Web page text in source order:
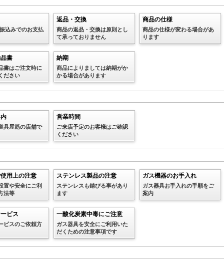
込みでのお支払
返品・交換
商品の返品・交換は原則とし
て承っておりません
商品の仕様
商品の仕様が変わる場合があ
ります
品書
書はご注文時に
ださい
納期
商品によりましては納期がか
かる場合があります
内
具屋筋の店舗で
営業時間
ご来店予定のお客様はご確認
ください
使用上の注意
置や安全にご利
法等
ステンレス製品の注意
ステンレスも錆びる事があり
ます
ガス機器のお手入れ
ガス器具お手入れの手順をご
案内
ービス
ビスのご依頼方
一酸化炭素中毒にご注意
ガス器具を安全にご利用いた
だくための注意事項です